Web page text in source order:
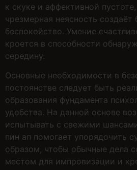
к скуке и аффективной
чрезмерная неясность создаёт
беспокойство. Умение
кроется в способности
середину.
Основные необходимости в
постоянстве следует быть
образования фундамента
удобства. На данной основе
испытывать с свежими
пин ап помогает упорядочить
образом, чтобы обычные дела
местом для импровизации и